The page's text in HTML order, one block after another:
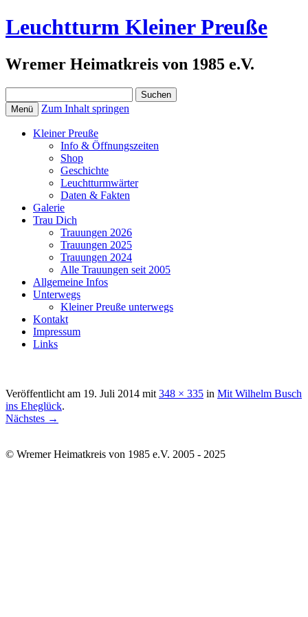
Leuchtturm Kleiner Preuße
Wremer Heimatkreis von 1985 e.V.
nach:
Menü Zum Inhalt springen
Kleiner Preuße
Info & Öffnungszeiten
Shop
Geschichte
Leuchtturmwärter
Daten & Fakten
Galerie
Trau Dich
Trauungen 2026
Trauungen 2025
Trauungen 2024
Alle Trauungen seit 2005
Allgemeine Infos
Unterwegs
Kleiner Preuße unterwegs
Kontakt
Impressum
Links
Veröffentlicht am 19. Juli 2014 mit 348 × 335 in Mit Wilhelm Busch
ins Eheglück.
Nächstes →
© Wremer Heimatkreis von 1985 e.V. 2005 - 2025